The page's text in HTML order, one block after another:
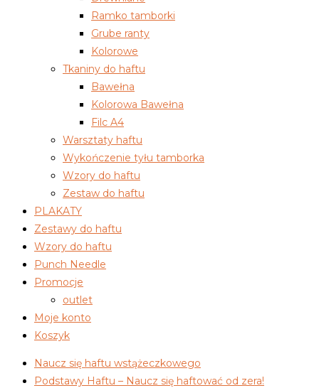
Ramko tamborki
Grube ranty
Kolorowe
Tkaniny do haftu
Bawełna
Kolorowa Bawełna
Filc A4
Warsztaty haftu
Wykończenie tyłu tamborka
Wzory do haftu
Zestaw do haftu
PLAKATY
Zestawy do haftu
Wzory do haftu
Punch Needle
Promocje
outlet
Moje konto
Koszyk
Naucz się haftu wstążeczkowego
Podstawy Haftu – Naucz się haftować od zera!